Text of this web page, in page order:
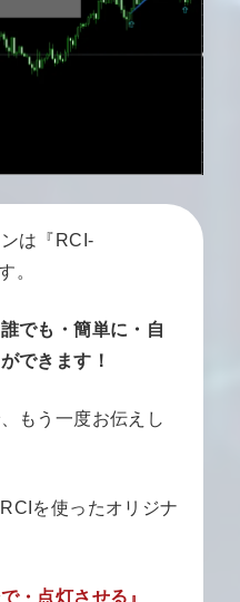
は『RCI-
。
でも・簡単に・自
できます！
もう一度お伝えし
を使ったオリジナ
・点灯させる』